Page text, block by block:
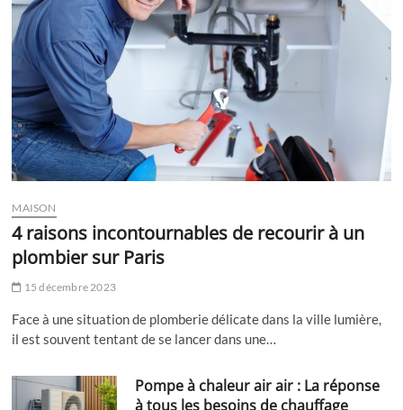
MAISON
4 raisons incontournables de recourir à un
plombier sur Paris
15 décembre 2023
Face à une situation de plomberie délicate dans la ville lumière,
il est souvent tentant de se lancer dans une…
Pompe à chaleur air air : La réponse
à tous les besoins de chauffage